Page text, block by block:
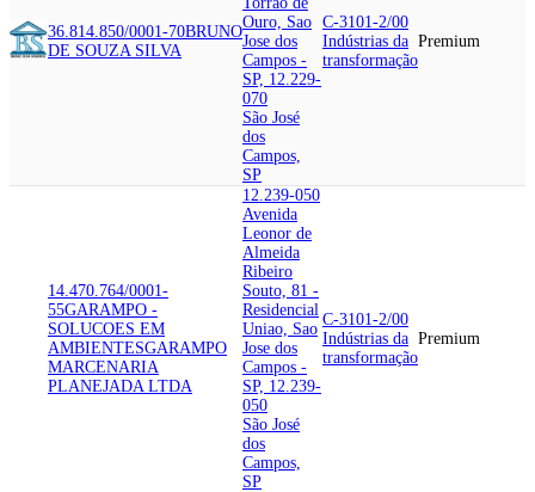
36.814.850/0001-70BRUNO
DE SOUZA SILVA
Ouro, Sao
Jose dos
Campos -
SP, 12.229-
070
São José
dos
Campos,
SP
C-3101-2/00
Indústrias da
transformação
Premium
14.470.764/0001-
55GARAMPO -
SOLUCOES EM
AMBIENTESGARAMPO
MARCENARIA
PLANEJADA LTDA
12.239-050
Avenida
Leonor de
Almeida
Ribeiro
Souto, 81 -
Residencial
Uniao, Sao
Jose dos
Campos -
SP, 12.239-
050
São José
dos
Campos,
SP
C-3101-2/00
Indústrias da
transformação
Premium